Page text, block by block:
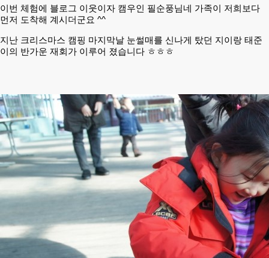
이번 체험에 블로그 이웃이자 캠우인 필순풍님네 가족이 저희보다
먼저 도착해 계시더군요 ^^
지난 크리스마스 캠핑 마지막날 눈썰매를 신나게 탔던 지이랑 태준
이의 반가운 재회가 이루어 졌습니다 ㅎㅎㅎ